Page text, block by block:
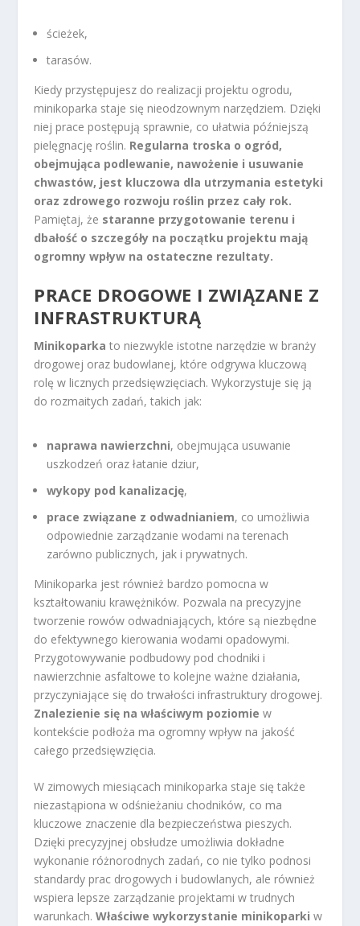
ścieżek,
tarasów.
Kiedy przystępujesz do realizacji projektu ogrodu,
minikoparka staje się nieodzownym narzędziem. Dzięki
niej prace postępują sprawnie, co ułatwia późniejszą
pielęgnację roślin. Regularna troska o ogród,
obejmująca podlewanie, nawożenie i usuwanie
chwastów, jest kluczowa dla utrzymania estetyki
oraz zdrowego rozwoju roślin przez cały rok.
Pamiętaj, że staranne przygotowanie terenu i
dbałość o szczegóły na początku projektu mają
ogromny wpływ na ostateczne rezultaty.
PRACE DROGOWE I ZWIĄZANE Z
INFRASTRUKTURĄ
Minikoparka to niezwykle istotne narzędzie w branży
drogowej oraz budowlanej, które odgrywa kluczową
rolę w licznych przedsięwzięciach. Wykorzystuje się ją
do rozmaitych zadań, takich jak:
naprawa nawierzchni, obejmująca usuwanie
uszkodzeń oraz łatanie dziur,
wykopy pod kanalizację,
prace związane z odwadnianiem, co umożliwia
odpowiednie zarządzanie wodami na terenach
zarówno publicznych, jak i prywatnych.
Minikoparka jest również bardzo pomocna w
kształtowaniu krawężników. Pozwala na precyzyjne
tworzenie rowów odwadniających, które są niezbędne
do efektywnego kierowania wodami opadowymi.
Przygotowywanie podbudowy pod chodniki i
nawierzchnie asfaltowe to kolejne ważne działania,
przyczyniające się do trwałości infrastruktury drogowej.
Znalezienie się na właściwym poziomie w
kontekście podłoża ma ogromny wpływ na jakość
całego przedsięwzięcia.
W zimowych miesiącach minikoparka staje się także
niezastąpiona w odśnieżaniu chodników, co ma
kluczowe znaczenie dla bezpieczeństwa pieszych.
Dzięki precyzyjnej obsłudze umożliwia dokładne
wykonanie różnorodnych zadań, co nie tylko podnosi
standardy prac drogowych i budowlanych, ale również
wspiera lepsze zarządzanie projektami w trudnych
warunkach.Właściwe wykorzystanie minikoparki w